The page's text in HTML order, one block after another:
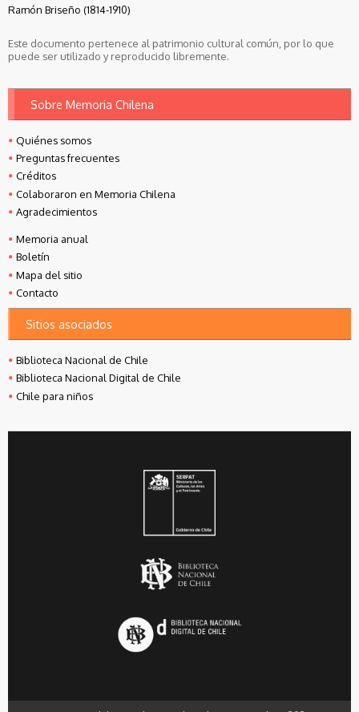
Ramón Briseño (1814-1910)
Este documento pertenece al patrimonio cultural común, por lo que
puede ser utilizado y reproducido libremente.
Sobre Memoria Chilena
Quiénes somos
Preguntas frecuentes
Créditos
Colaboraron en Memoria Chilena
Agradecimientos
Memoria anual
Boletín
Mapa del sitio
Contacto
Sitios asociados
Biblioteca Nacional de Chile
Biblioteca Nacional Digital de Chile
Chile para niños